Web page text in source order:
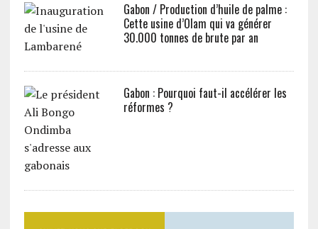
Gabon / Production d’huile de palme :
Cette usine d’Olam qui va générer
30.000 tonnes de brute par an
Gabon : Pourquoi faut-il accélérer les
réformes ?